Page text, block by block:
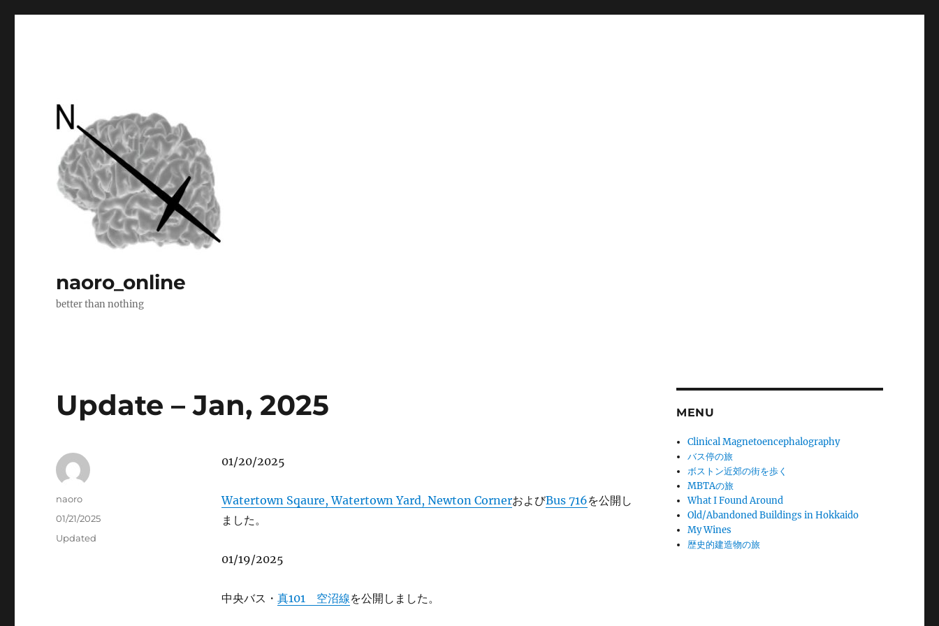
naoro_online
better than nothing
Update – Jan, 2025
01/20/2025
Watertown Sqaure, Watertown Yard, Newton CornerおよびBus 716を公開し
ました。
01/19/2025
中央バス・ 真101 空沼線を公開しました。
Author
naoro
Posted
01/21/2025
Categories
Updated
MENU
Clinical Magnetoencephalography
バス停の旅
ボストン近郊の街を歩く
MBTAの旅
What I Found Around
Old/Abandoned Buildings in Hokkaido
My Wines
歴史的建造物の旅